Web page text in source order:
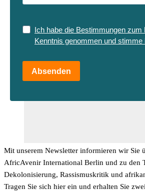
Ich habe die Bestimmungen
Kenntnis genommen und stimme
Absenden
Mit unserem Newsletter informieren wir Sie
AfricAvenir International Berlin und zu den
Dekolonisierung, Rassismuskritik und
Tragen Sie sich hier ein und erhalten Sie